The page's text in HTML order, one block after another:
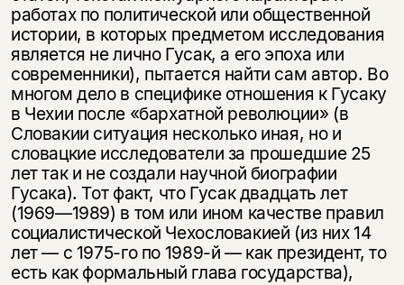
работах по политической или общественной
истории, в которых предметом исследования
является не лично Гусак, а его эпоха или
современники), пытается найти сам автор. Во
многом дело в специфике отношения к Гусаку
в Чехии после «бархатной революции» (в
Словакии ситуация несколько иная, но и
словацкие исследователи за прошедшие 25
лет так и не создали научной биографии
Гусака). Тот факт, что Гусак двадцать лет
(1969—1989) в том или ином качестве правил
социалистической Чехословакией (из них 14
лет — с 1975-го по 1989-й — как президент, то
есть как формальный глава государства),